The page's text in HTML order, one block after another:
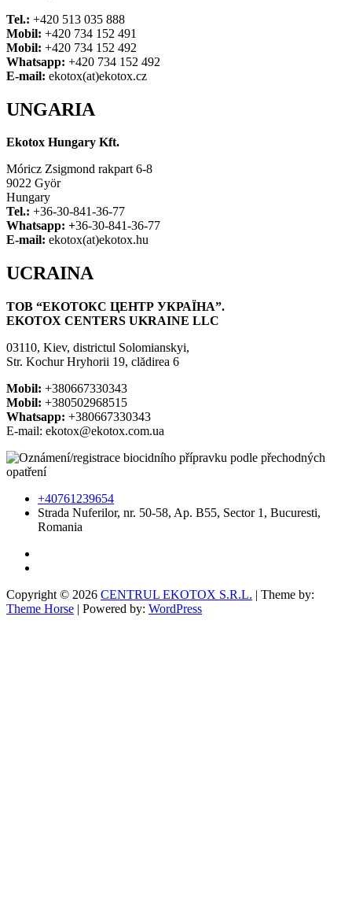
Tel.: +420 513 035 888
Mobil: +420 734 152 491
Mobil: +420 734 152 492
Whatsapp: +420 734 152 492
E-mail: ekotox(at)ekotox.cz
UNGARIA
Ekotox Hungary Kft.
Móricz Zsigmond rakpart 6-8
9022 Györ
Hungary
Tel.: +36-30-841-36-77
Whatsapp: +36-30-841-36-77
E-mail: ekotox(at)ekotox.hu
UCRAINA
ТОВ “ЕКОТОКС ЦЕНТР УКРАЇНА”.
EKOTOX CENTERS UKRAINE LLC
03110, Kiev, districtul Solomianskyi,
Str. Kochur Hryhorii 19, clădirea 6
Mobil: +380667330343
Mobil: +380502968515
Whatsapp: +380667330343
E-mail: ekotox@ekotox.com.ua
+40761239654
Strada Nuferilor, nr. 50-58, Ap. B55, Sector 1, Bucuresti,
Romania
Copyright © 2026 CENTRUL EKOTOX S.R.L. | Theme by:
Theme Horse | Powered by: WordPress